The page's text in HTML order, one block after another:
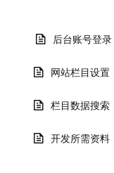
后台账号登录
网站栏目设置
栏目数据搜索
开发所需资料